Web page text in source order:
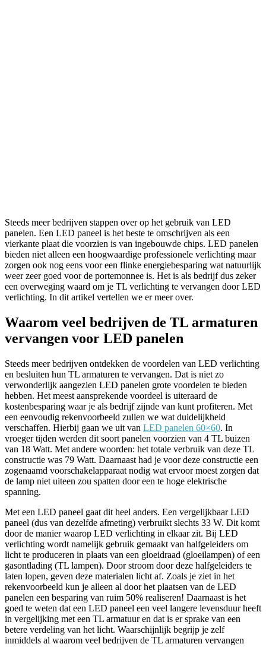
Steeds meer bedrijven stappen over op het gebruik van LED
panelen. Een LED paneel is het beste te omschrijven als een
vierkante plaat die voorzien is van ingebouwde chips. LED panelen
bieden niet alleen een hoogwaardige professionele verlichting maar
zorgen ook nog eens voor een flinke energiebesparing wat natuurlijk
weer zeer goed voor de portemonnee is. Het is als bedrijf dus zeker
een overweging waard om je TL verlichting te vervangen door LED
verlichting. In dit artikel vertellen we er meer over.
Waarom veel bedrijven de TL armaturen
vervangen voor LED panelen
Steeds meer bedrijven ontdekken de voordelen van LED verlichting
en besluiten hun TL armaturen te vervangen. Dat is niet zo
verwonderlijk aangezien LED panelen grote voordelen te bieden
hebben. Het meest aansprekende voordeel is uiteraard de
kostenbesparing waar je als bedrijf zijnde van kunt profiteren. Met
een eenvoudig rekenvoorbeeld zullen we wat duidelijkheid
verschaffen. Hierbij gaan we uit van LED panelen 60×60. In
vroeger tijden werden dit soort panelen voorzien van 4 TL buizen
van 18 Watt. Met andere woorden: het totale verbruik van deze TL
constructie was 79 Watt. Daarnaast had je voor deze constructie een
zogenaamd voorschakelapparaat nodig wat ervoor moest zorgen dat
de lamp niet uiteen zou spatten door een te hoge elektrische
spanning.
Met een LED paneel gaat dit heel anders. Een vergelijkbaar LED
paneel (dus van dezelfde afmeting) verbruikt slechts 33 W. Dit komt
door de manier waarop LED verlichting in elkaar zit. Bij LED
verlichting wordt namelijk gebruik gemaakt van halfgeleiders om
licht te produceren in plaats van een gloeidraad (gloeilampen) of een
gasontlading (TL lampen). Door stroom door deze halfgeleiders te
laten lopen, geven deze materialen licht af. Zoals je ziet in het
rekenvoorbeeld kun je alleen al door het plaatsen van de LED
panelen een besparing van ruim 50% realiseren! Daarnaast is het
goed te weten dat een LED paneel een veel langere levensduur heeft
in vergelijking met een TL armatuur en dat is er sprake van een
betere verdeling van het licht. Waarschijnlijk begrijp je zelf
inmiddels al waarom veel bedrijven de TL armaturen vervangen